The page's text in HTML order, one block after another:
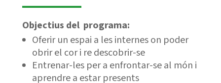
Objectius del programa:
Oferir un espai a les internes on poder
obrir el cor i re descobrir-se
Entrenar-les per a enfrontar-se al món i
aprendre a estar presents